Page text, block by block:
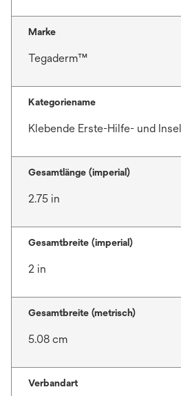
Marke
Tegaderm™
Kategoriename
Klebende Erste-Hilfe- und
Gesamtlänge (imperial)
2.75 in
Gesamtbreite (imperial)
2 in
Gesamtbreite (metrisch)
5.08 cm
Verbandart